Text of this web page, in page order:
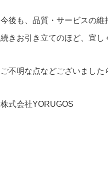
今後も、品質・サービスの維
続きお引き立てのほど、宜し
ご不明な点などございました
株式会社YORUGOS